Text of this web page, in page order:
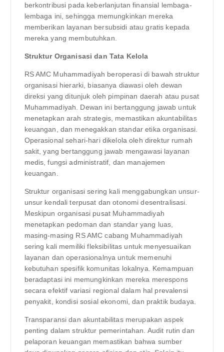
berkontribusi pada keberlanjutan finansial lembaga-
lembaga ini, sehingga memungkinkan mereka
memberikan layanan bersubsidi atau gratis kepada
mereka yang membutuhkan.
Struktur Organisasi dan Tata Kelola
RS AMC Muhammadiyah beroperasi di bawah struktur
organisasi hierarki, biasanya diawasi oleh dewan
direksi yang ditunjuk oleh pimpinan daerah atau pusat
Muhammadiyah. Dewan ini bertanggung jawab untuk
menetapkan arah strategis, memastikan akuntabilitas
keuangan, dan menegakkan standar etika organisasi.
Operasional sehari-hari dikelola oleh direktur rumah
sakit, yang bertanggung jawab mengawasi layanan
medis, fungsi administratif, dan manajemen
keuangan.
Struktur organisasi sering kali menggabungkan unsur-
unsur kendali terpusat dan otonomi desentralisasi.
Meskipun organisasi pusat Muhammadiyah
menetapkan pedoman dan standar yang luas,
masing-masing RS AMC cabang Muhammadiyah
sering kali memiliki fleksibilitas untuk menyesuaikan
layanan dan operasionalnya untuk memenuhi
kebutuhan spesifik komunitas lokalnya. Kemampuan
beradaptasi ini memungkinkan mereka merespons
secara efektif variasi regional dalam hal prevalensi
penyakit, kondisi sosial ekonomi, dan praktik budaya.
Transparansi dan akuntabilitas merupakan aspek
penting dalam struktur pemerintahan. Audit rutin dan
pelaporan keuangan memastikan bahwa sumber